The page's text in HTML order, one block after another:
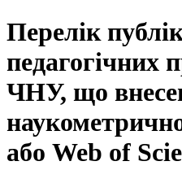
Перелік
педагогічних
ЧНУ, що
або Web of